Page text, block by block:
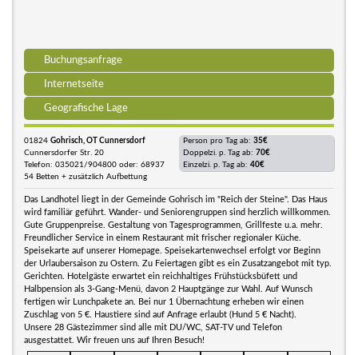
Buchungsanfrage
Internetseite
Geografische Lage
01824 Gohrisch, OT Cunnersdorf
Cunnersdorfer Str. 20
Telefon: 035021/904800 oder: 68937
54 Betten + zusätzlich Aufbettung
Person pro Tag ab: 35€
Doppelzi. p. Tag ab: 70€
Einzelzi. p. Tag ab: 40€
Das Landhotel liegt in der Gemeinde Gohrisch im "Reich der Steine". Das Haus
wird familiär geführt. Wander- und Seniorengruppen sind herzlich willkommen.
Gute Gruppenpreise. Gestaltung von Tagesprogrammen, Grillfeste u.a. mehr.
Freundlicher Service in einem Restaurant mit frischer regionaler Küche.
Speisekarte auf unserer Homepage. Speisekartenwechsel erfolgt vor Beginn
der Urlaubersaison zu Ostern. Zu Feiertagen gibt es ein Zusatzangebot mit typ.
Gerichten. Hotelgäste erwartet ein reichhaltiges Frühstücksbüfett und
Halbpension als 3-Gang-Menü, davon 2 Hauptgänge zur Wahl. Auf Wunsch
fertigen wir Lunchpakete an. Bei nur 1 Übernachtung erheben wir einen
Zuschlag von 5 €. Haustiere sind auf Anfrage erlaubt (Hund 5 € Nacht).
Unsere 28 Gästezimmer sind alle mit DU/WC, SAT-TV und Telefon
ausgestattet. Wir freuen uns auf Ihren Besuch!